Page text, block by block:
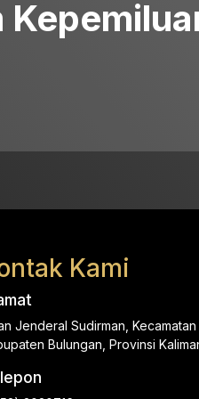
Kami
Jenderal Sudirman, Kecamatan
Bulungan, Provinsi